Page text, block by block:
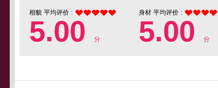
相貌 平均评价 :
5.00 分
身材 平均评价 :
5.00 分